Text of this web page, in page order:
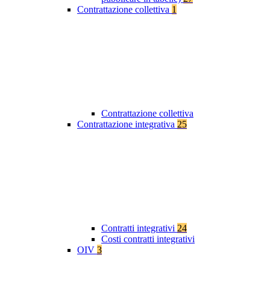
Contrattazione collettiva 1
Contrattazione collettiva
Contrattazione integrativa 25
Contratti integrativi 24
Costi contratti integrativi
OIV 3